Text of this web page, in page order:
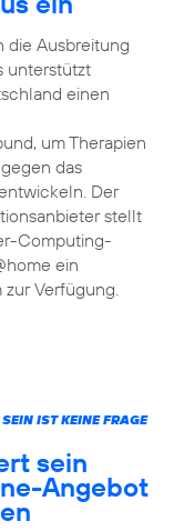
die Ausbreitung
unterstützt
einen
um Therapien
das
Der
stellt
Computing-
ein
Verfügung.
IST KEINE FRAGE
sein
Angebot